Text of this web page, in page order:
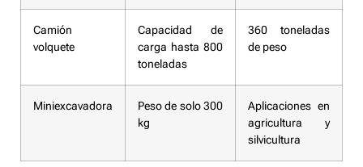
Camión
volquete
Capacidad de
carga hasta 800
toneladas
360 toneladas
de peso
Miniexcavadora
Peso de solo 300
kg
Aplicaciones en
agricultura y
silvicultura